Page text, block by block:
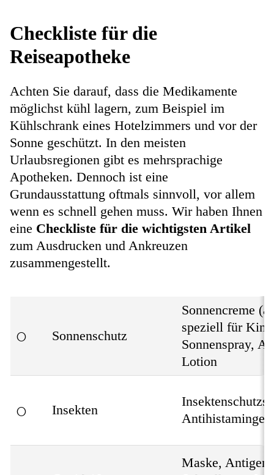
Checkliste für die
Reiseapotheke
Achten Sie darauf, dass die Medikamente
möglichst kühl lagern, zum Beispiel im
Kühlschrank eines Hotelzimmers und vor der
Sonne geschützt. In den meisten
Urlaubsregionen gibt es mehrsprachige
Apotheken. Dennoch ist eine
Grundausstattung oftmals sinnvoll, vor allem
wenn es schnell gehen muss. Wir haben Ihnen
eine Checkliste für die wichtigsten Artikel
zum Ausdrucken und Ankreuzen
zusammengestellt.
○ Sonnenschutz
Sonnencreme
speziell für
Sonnenspray,
Lotion
○ Insekten
Maske, Antigen-